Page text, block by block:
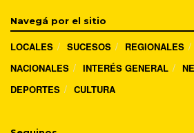
Navegá por el sitio
LOCALES SUCESOS REGIONALES
NACIONALES
INTERÉS GENERAL
DEPORTES
CULTURA